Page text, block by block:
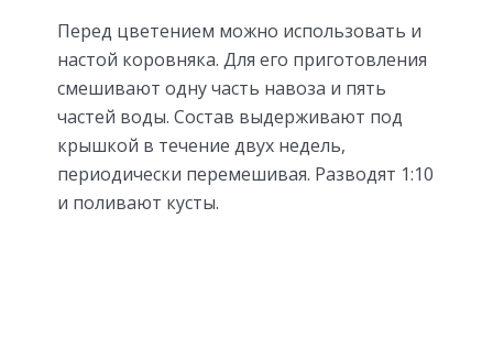
Перед цветением можно использовать и
настой коровняка. Для его приготовления
смешивают одну часть навоза и пять
частей воды. Состав выдерживают под
крышкой в течение двух недель,
периодически перемешивая. Разводят 1:10
и поливают кусты.